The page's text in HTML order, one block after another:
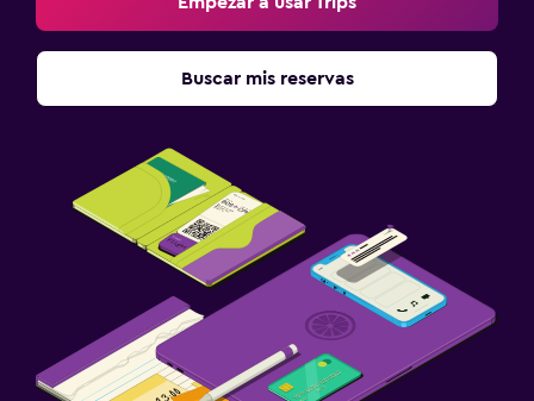
Buscar mis reservas